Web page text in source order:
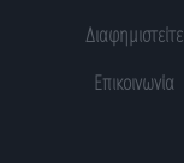
Διαφημιστείτε
Επικοινωνία